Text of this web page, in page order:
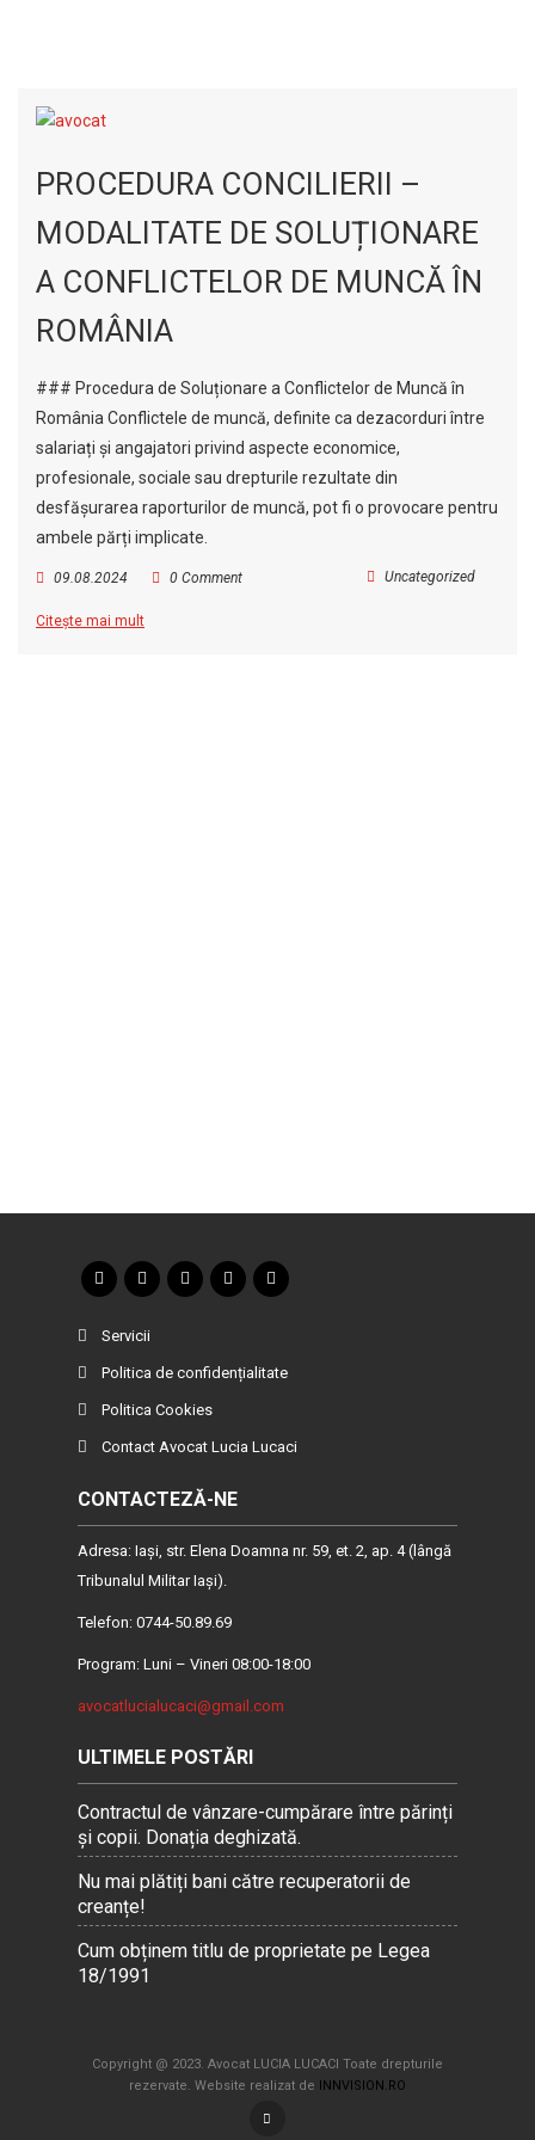
PROCEDURA CONCILIERII –
MODALITATE DE SOLUȚIONARE
A CONFLICTELOR DE MUNCĂ ÎN
ROMÂNIA
### Procedura de Soluționare a Conflictelor de Muncă în
România Conflictele de muncă, definite ca dezacorduri între
salariați și angajatori privind aspecte economice,
profesionale, sociale sau drepturile rezultate din
desfășurarea raporturilor de muncă, pot fi o provocare pentru
ambele părți implicate.
09.08.2024 Uncategorized
0 Comment
Citește mai mult
Servicii
Politica de confidențialitate
Politica Cookies
Contact Avocat Lucia Lucaci
CONTACTEZĂ-NE
Adresa: Iaşi, str. Elena Doamna nr. 59, et. 2, ap. 4 (lângă
Tribunalul Militar Iaşi).
Telefon: 0744-50.89.69
Program: Luni – Vineri 08:00-18:00
avocatlucialucaci@gmail.com
ULTIMELE POSTĂRI
Contractul de vânzare-cumpărare între părinți
și copii. Donația deghizată.
Nu mai plătiți bani către recuperatorii de
creanțe!
Cum obținem titlu de proprietate pe Legea
18/1991
Copyright @ 2023. Avocat LUCIA LUCACI Toate drepturile
rezervate. Website realizat de INNVISION.RO